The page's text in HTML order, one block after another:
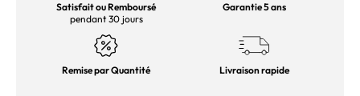
Satisfait ou Remboursé
pendant 30 jours
Garantie 5 ans
Remise par Quantité Livraison rapide